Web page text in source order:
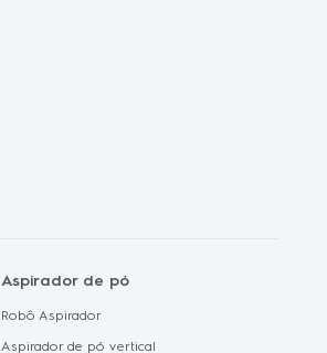
Aspirador de pó
Robô Aspirador
Aspirador de pó vertical